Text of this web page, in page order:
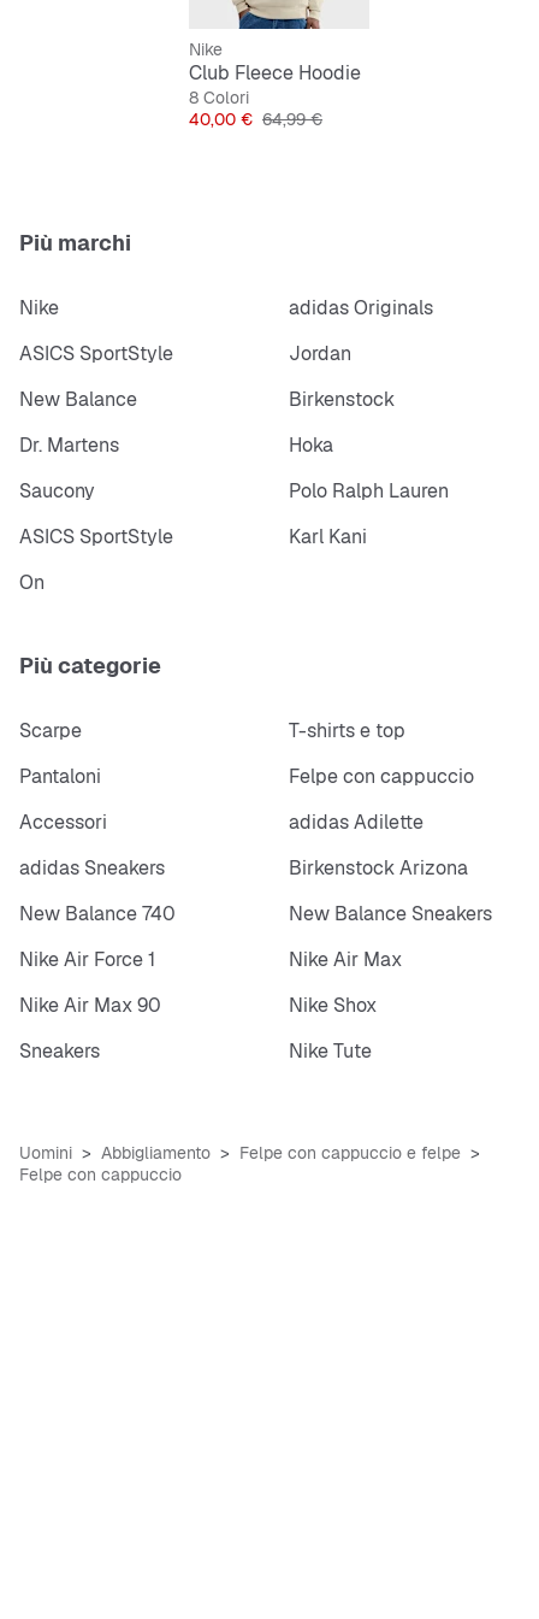
Nike
Club Fleece Hoodie
8 Colori
Prezzo
40,00 € Prezzo originale
64,99 €
Più marchi
Nike
adidas Originals
ASICS SportStyle
Jordan
New Balance
Birkenstock
Dr. Martens
Hoka
Saucony
Polo Ralph Lauren
ASICS SportStyle
Karl Kani
On
Più categorie
Scarpe
T-shirts e top
Pantaloni
Felpe con cappuccio
Accessori
adidas Adilette
adidas Sneakers
Birkenstock Arizona
New Balance 740
New Balance Sneakers
Nike Air Force 1
Nike Air Max
Nike Air Max 90
Nike Shox
Sneakers
Nike Tute
Uomini Abbigliamento
Felpe con cappuccio e felpe
Felpe con cappuccio